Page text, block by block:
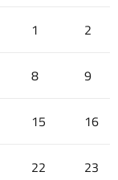
1 2
8 9
15 16
22 23